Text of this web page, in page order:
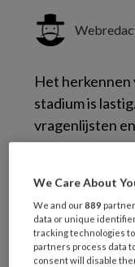
Het herkennen
stadium is
vragenlijsten
tekenen van
Nara Institute
(Japan)
dementie kan
We Care About
We and our889
data or unique
tracking technologies
partners process data
consent will disable